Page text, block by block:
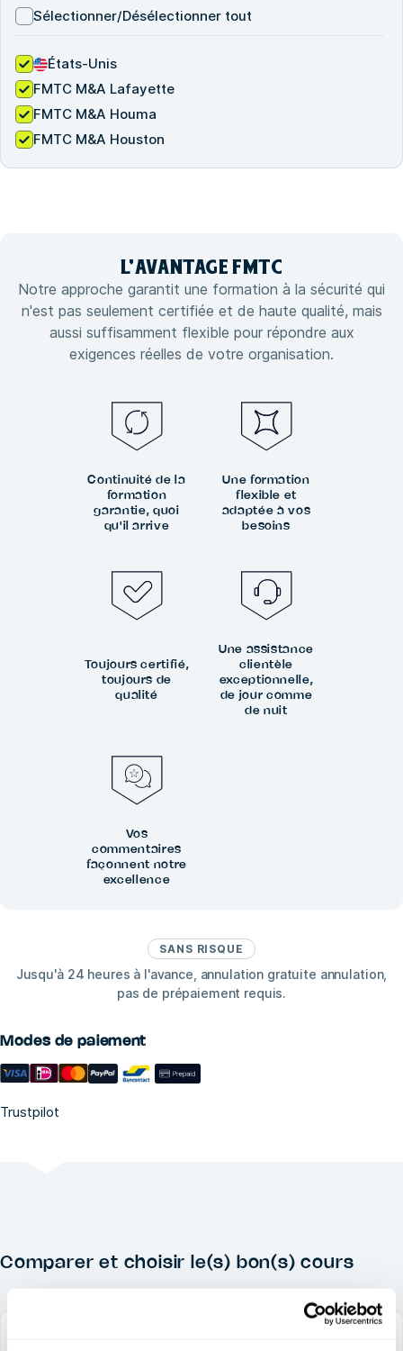
Sélectionner/Désélectionner tout
États-Unis
FMTC M&A Lafayette
FMTC M&A Houma
FMTC M&A Houston
SANS RISQUE
Jusqu'à 24 heures à l'avance, annulation gratuite annulation,
pas de prépaiement requis.
Modes de paiement
Trustpilot
L'AVANTAGE FMTC
Notre approche garantit une formation à la sécurité qui
n'est pas seulement certifiée et de haute qualité, mais
aussi suffisamment flexible pour répondre aux
exigences réelles de votre organisation.
Continuité de la
formation
garantie, quoi
qu'il arrive
Une formation
flexible et
adaptée à vos
besoins
Toujours certifié,
toujours de
qualité
Une assistance
clientèle
exceptionnelle,
de jour comme
de nuit
Vos
commentaires
façonnent notre
excellence
Comparer et choisir le(s) bon(s) cours